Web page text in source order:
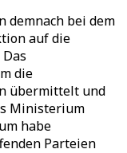
demnach bei dem
auf die
die
übermittelt und
Ministerium
habe
Parteien